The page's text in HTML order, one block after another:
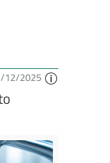
12/2025